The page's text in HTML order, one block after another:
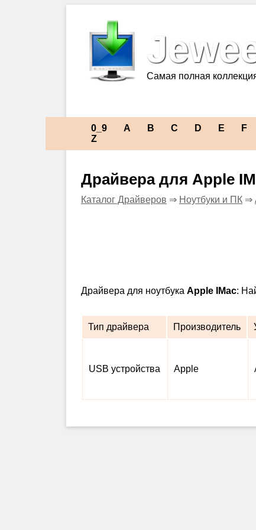
Самая полная
0_9 A B C D E F
Z
Драйвера для Apple
Каталог Драйверов ⇒ Ноутбуки и ПК ⇒
Драйвера для ноутбука Apple IMac:
Тип драйвера Производитель
USB устройства Apple